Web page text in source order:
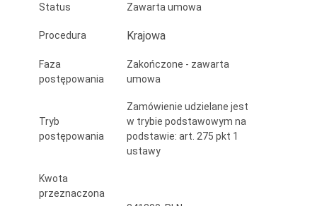
Status Zawarta umowa
Procedura Krajowa
Faza
postępowania
Zakończone - zawarta
umowa
Tryb
postępowania
Zamówienie udzielane jest
w trybie podstawowym na
podstawie: art. 275 pkt 1
ustawy
Kwota
przeznaczona